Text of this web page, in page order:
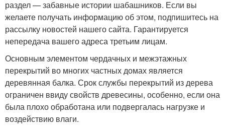
раздел — забавные истории шабашников. Если вы
желаете получать информацию об этом, подпишитесь на
рассылку новостей нашего сайта. Гарантируется
непередача вашего адреса третьим лицам.
Основным элементом чердачных и межэтажных
перекрытий во многих частных домах является
деревянная балка. Срок службы перекрытий из дерева
ограничен ввиду свойств древесины, особенно, если она
была плохо обработана или подвергалась нагрузке и
воздействию влаги.